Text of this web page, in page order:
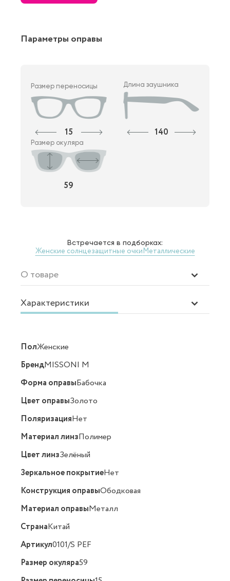
Параметры оправы
Размер переносицы
15
Длина заушника
140
Размер окуляра
59
Встречается в подборках:
Женские солнцезащитные очкиМеталлические
О товаре
Характеристики
ПолЖенские
БрендMISSONI M
Форма оправыБабочка
Цвет оправыЗолото
ПоляризацияНет
Материал линзПолимер
Цвет линзЗелёный
Зеркальное покрытиеНет
Конструкция оправыОбодковая
Материал оправыМеталл
СтранаКитай
Артикул0101/S PEF
Размер окуляра59